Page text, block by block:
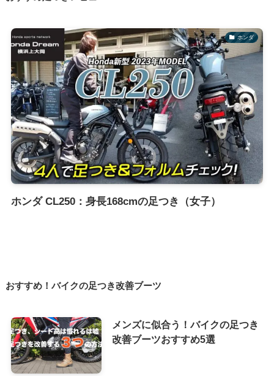
ホンダ
ホンダ CL250：身長168cmの足つき（女子）
おすすめ！バイクの足つき改善ブーツ
メンズに似合う！バイクの足つき
改善ブーツおすすめ5選